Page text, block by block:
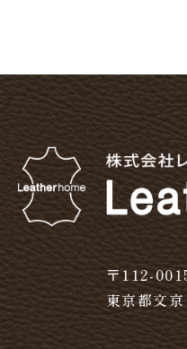
〒112-
東京都文